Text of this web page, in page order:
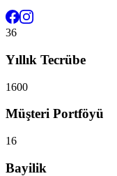
36
Yıllık Tecrübe
1600
Müşteri Portföyü
16
Bayilik